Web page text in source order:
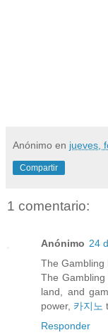
Anónimo en jueves,
Compartir
1 comentario:
Anónimo 24
The Gambling
The
land, and
power, 카지노
Responder